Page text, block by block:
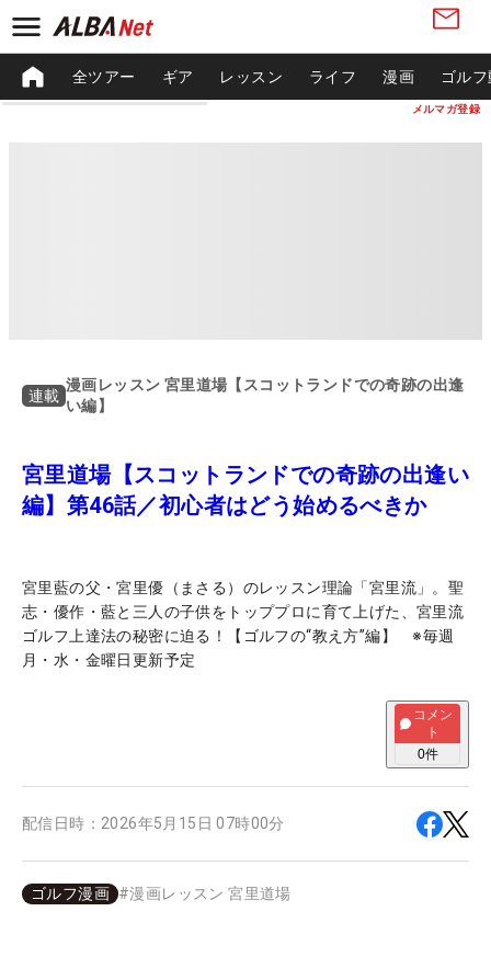
メルマガ登録
全ツアー ギア レッスン ライフ 漫画 ゴル
連載
漫画レッスン 宮里道場【スコットランドでの奇跡の出逢
い編】
宮里道場【スコットランドでの奇跡の出逢い
編】第46話／初心者はどう始めるべきか
宮里藍の父・宮里優（まさる）のレッスン理論「宮里流」。聖
志・優作・藍と三人の子供をトッププロに育て上げた、宮里流
ゴルフ上達法の秘密に迫る！【ゴルフの“教え方”編】 ※毎週
月・水・金曜日更新予定
コメン
ト
0件
配信日時： 2026年5月15日 07時00分
ゴルフ漫画 #漫画レッスン 宮里道場